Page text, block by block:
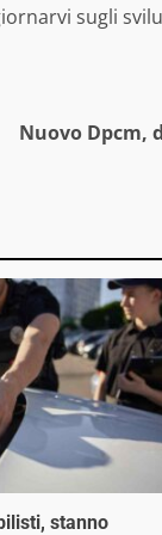
sugli
Nuovo Dpcm,
stanno